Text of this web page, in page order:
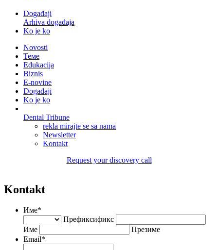
Događaji
Arhiva događaja
Ko je ko
Novosti
Теме
Edukacija
Biznis
E-novine
Događaji
Ko je ko
Dental Tribune
rekla mirajte se sa nama
Newsletter
Kontakt
Request your discovery call
Kontakt
Име*
Префиксификс
Име
Презиме
Email*